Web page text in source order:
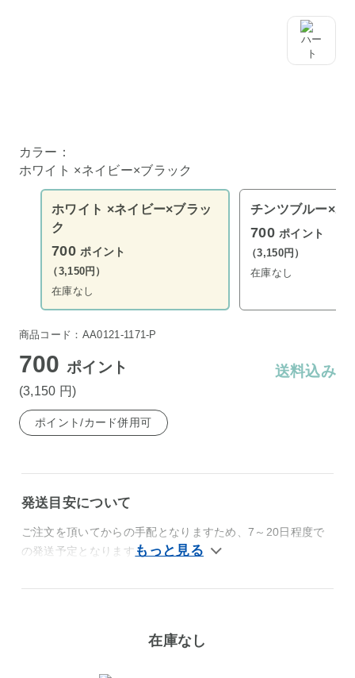
写真のようにジェイフックとハンガートップを連結棒で繋
カラー：
ホワイト ×ネイビー×ブラック
ホワイト ×ネイビー×ブラッ
ク
700 ポイント
（3,150円）
在庫なし
チンツブルー×ホ
700 ポイント
（3,150円）
在庫なし
商品コード：AA0121-1171-P
700ポイント
(3,150 円)
送料込み
ポイント/カード併用可
発送目安について
ご注文を頂いてからの手配となりますため、7～20日程度で
の発送予定となります。
在庫なし